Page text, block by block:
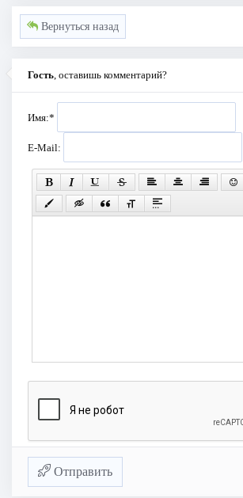
Вернуться назад
Гость , оставишь комментарий?
Имя:*
E-Mail:
Отправить